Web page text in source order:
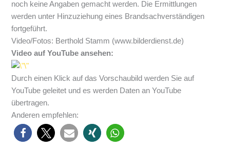
noch keine Angaben gemacht werden. Die Ermittlungen
werden unter Hinzuziehung eines Brandsachverständigen
fortgeführt.
Video/Fotos: Berthold Stamm (www.bilderdienst.de)
Video auf YouTube ansehen:
Durch einen Klick auf das Vorschaubild werden Sie auf
YouTube geleitet und es werden Daten an YouTube
übertragen.
Anderen empfehlen: